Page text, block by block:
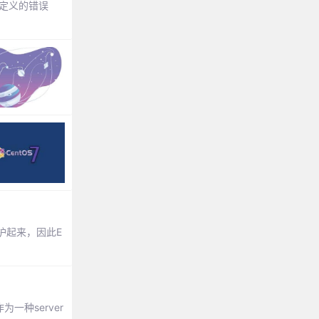
义的错误
起来，因此E
为一种server